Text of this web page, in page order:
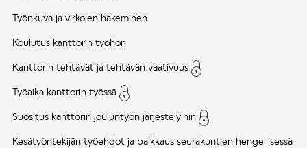
Työnkuva ja virkojen hakeminen
Koulutus kanttorin työhön
Kanttorin tehtävät ja tehtävän vaativuus
Työaika kanttorin työssä
Suositus kanttorin jouluntyön järjestelyihin
Kesätyöntekijän työehdot ja palkkaus seurakuntien hengellisessä